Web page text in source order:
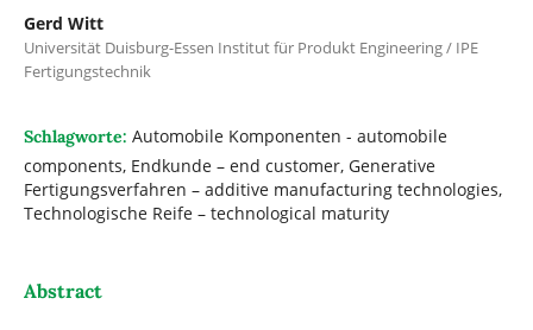
Gerd Witt
Universität Duisburg-Essen Institut für Produkt Engineering / IPE
Fertigungstechnik
Schlagworte: Automobile Komponenten - automobile
components, Endkunde – end customer, Generative
Fertigungsverfahren – additive manufacturing technologies,
Technologische Reife – technological maturity
Abstract